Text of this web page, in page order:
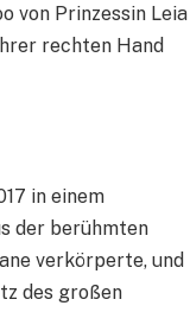
von Prinzessin Leia
rechten Hand
in einem
der berühmten
verkörperte, und
des großen